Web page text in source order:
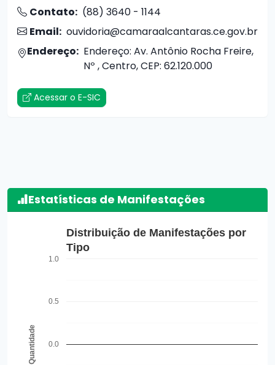
Contato: (88) 3640 - 1144
Email: ouvidoria@camaraalcantaras.ce.gov.br
Endereço: Endereço: Av. Antônio Rocha Freire,
Nº , Centro, CEP: 62.120.000
Acessar o E-SIC
Estatísticas de Manifestações
Distribuição de Manifestações por
Tipo
0.0
0.5
1.0
Quantidade